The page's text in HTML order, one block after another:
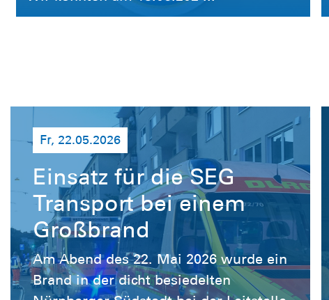
Fr, 22.05.2026
Einsatz für die SEG
Transport bei einem
Großbrand
Am Abend des 22. Mai 2026 wurde ein
Brand in der dicht besiedelten